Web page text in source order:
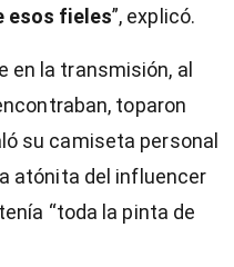
esos fieles”, explicó.
en la transmisión, al
toparon
su camiseta personal
atónita del influencer
“toda la pinta de